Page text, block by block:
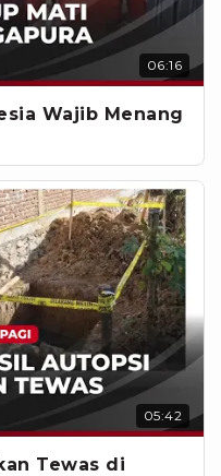
06:16
Wajib Menang
05:42
Tewas di